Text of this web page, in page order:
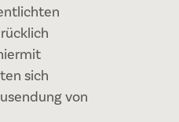
sich
von